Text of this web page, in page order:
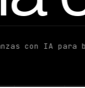
con IA para